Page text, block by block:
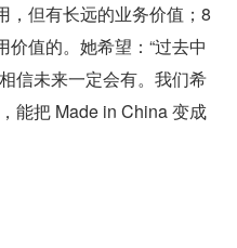
，但有长远的业务价值；8
值的。她希望：“过去中
信未来一定会有。我们希
能把 Made in China 变成